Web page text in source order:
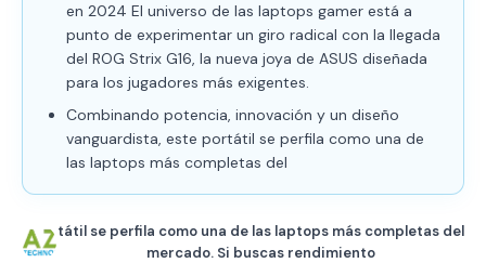
en 2024 El universo de las laptops gamer está a
punto de experimentar un giro radical con la llegada
del ROG Strix G16, la nueva joya de ASUS diseñada
para los jugadores más exigentes.
Combinando potencia, innovación y un diseño
vanguardista, este portátil se perfila como una de
las laptops más completas del
tátil se perfila como una de las laptops más completas del
mercado. Si buscas rendimiento